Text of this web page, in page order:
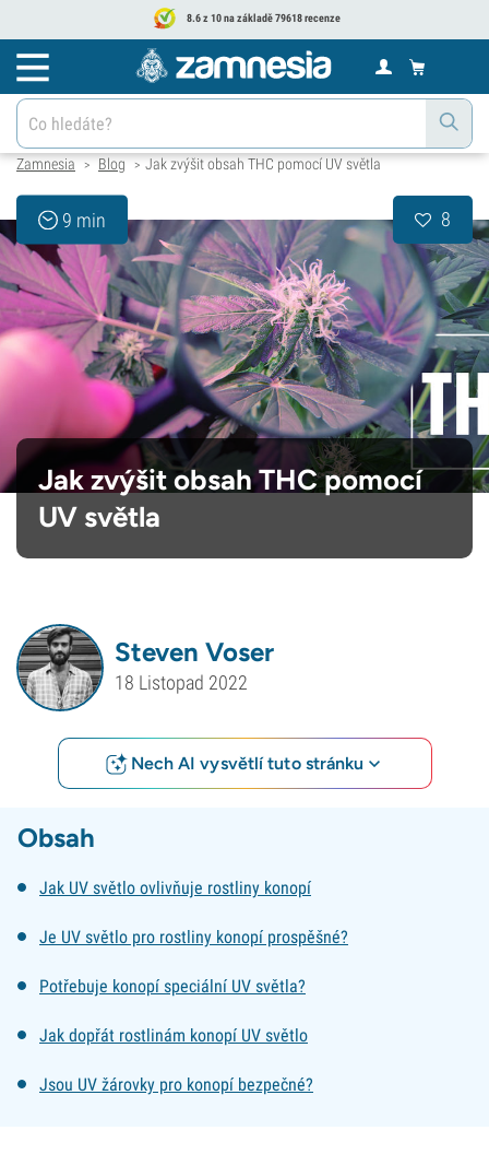
8.6 z 10 na základě 79618 recenze
Zamnesia > Blog > Jak zvýšit obsah THC pomocí UV světla
9 min 8
Jak zvýšit obsah THC pomocí
UV světla
Steven Voser
18 Listopad 2022
Nech AI vysvětlí tuto stránku
Obsah
Jak UV světlo ovlivňuje rostliny konopí
Je UV světlo pro rostliny konopí prospěšné?
Potřebuje konopí speciální UV světla?
Jak dopřát rostlinám konopí UV světlo
Jsou UV žárovky pro konopí bezpečné?